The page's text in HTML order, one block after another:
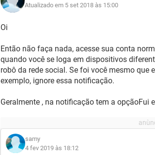
Atualizado em 5 set 2018 às 15:00
Oi
Então não faça nada, acesse sua conta
quando você se loga em dispositivos
robô da rede social. Se foi você mesmo
exemplo, ignore essa notificação.
Geralmente , na notificação tem a opçãoFui
samy
4 fev 2019 às 18:12